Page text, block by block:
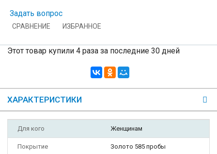
Задать вопрос
СРАВНЕНИЕ ИЗБРАННОЕ
Этот товар купили 4 раза за последние 30 дней
ХАРАКТЕРИСТИКИ
Для кого Женщинам
Покрытие Золото 585 пробы